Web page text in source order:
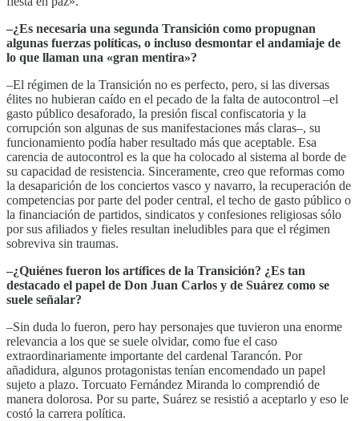
–¿Es necesaria una segunda Transición como propugnan
algunas fuerzas políticas, o incluso desmontar el andamiaje de
lo que llaman una «gran mentira»?
–El régimen de la Transición no es perfecto, pero, si las diversas
élites no hubieran caído en el pecado de la falta de autocontrol –el
gasto público desaforado, la presión fiscal confiscatoria y la
corrupción son algunas de sus manifestaciones más claras–, su
funcionamiento podía haber resultado más que aceptable. Esa
carencia de autocontrol es la que ha colocado al sistema al borde de
su capacidad de resistencia. Sinceramente, creo que reformas como
la desaparición de los conciertos vasco y navarro, la recuperación de
competencias por parte del poder central, el techo de gasto público o
la financiación de partidos, sindicatos y confesiones religiosas sólo
por sus afiliados y fieles resultan ineludibles para que el régimen
sobreviva sin traumas.
–¿Quiénes fueron los artífices de la Transición? ¿Es tan
destacado el papel de Don Juan Carlos y de Suárez como se
suele señalar?
–Sin duda lo fueron, pero hay personajes que tuvieron una enorme
relevancia a los que se suele olvidar, como fue el caso
extraordinariamente importante del cardenal Tarancón. Por
añadidura, algunos protagonistas tenían encomendado un papel
sujeto a plazo. Torcuato Fernández Miranda lo comprendió de
manera dolorosa. Por su parte, Suárez se resistió a aceptarlo y eso le
costó la carrera política.